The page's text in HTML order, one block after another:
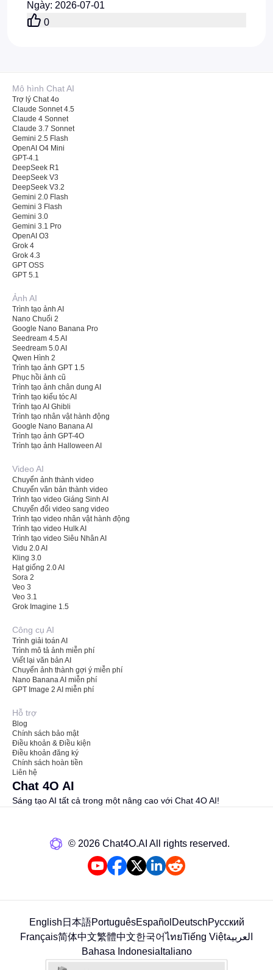
nghiệm các quy trình làm việc API Flaq AI GPT 5.5
trước khi ra mắt.
Ngày: 2026-07-01
0
Mô hình Chat AI
Trợ lý Chat 4o
Claude Sonnet 4.5
Claude 4 Sonnet
Claude 3.7 Sonnet
Gemini 2.5 Flash
OpenAI O4 Mini
GPT-4.1
DeepSeek R1
DeepSeek V3
DeepSeek V3.2
Gemini 2.0 Flash
Gemini 3 Flash
Gemini 3.0
Gemini 3.1 Pro
OpenAI O3
Grok 4
Grok 4.3
GPT OSS
GPT 5.1
Ảnh AI
Trình tạo ảnh AI
Nano Chuối 2
Google Nano Banana Pro
Seedream 4.5 AI
Seedream 5.0 AI
Qwen Hình 2
Trình tạo ảnh GPT 1.5
Phục hồi ảnh cũ
Trình tạo ảnh chân dung AI
Trình tạo kiểu tóc AI
Trình tạo AI Ghibli
Trình tạo nhân vật hành động
Google Nano Banana AI
Trình tạo ảnh GPT-4O
Trình tạo ảnh Halloween AI
Video AI
Chuyển ảnh thành video
Chuyển văn bản thành video
Trình tạo video Giáng Sinh AI
Chuyển đổi video sang video
Trình tạo video nhân vật hành động
Trình tạo video Hulk AI
Trình tạo video Siêu Nhân AI
Vidu 2.0 AI
Kling 3.0
Hạt giống 2.0 AI
Sora 2
Veo 3
Veo 3.1
Grok Imagine 1.5
Công cụ AI
Trình giải toán AI
Trình mô tả ảnh miễn phí
Viết lại văn bản AI
Chuyển ảnh thành gợi ý miễn phí
Nano Banana AI miễn phí
GPT Image 2 AI miễn phí
Hỗ trợ
Blog
Chính sách bảo mật
Điều khoản & Điều kiện
Điều khoản đăng ký
Chính sách hoàn tiền
Liên hệ
Chat 4O AI
Sáng tạo AI tất cả trong một nâng cao với Chat 4O AI!
©️ 2026 Chat4O.AI All rights reserved.
English 日本語PortuguêsEspañol DeutschРусский
Français简体中文繁體中文한국어ไทยTiếng Việtالعربية
Bahasa Indonesia Italiano